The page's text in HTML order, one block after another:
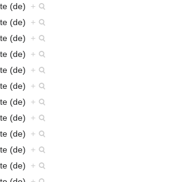
(de) +
(de) +
(de) +
(de) +
(de) +
(de) +
(de) +
(de) +
(de) +
(de) +
(de) +